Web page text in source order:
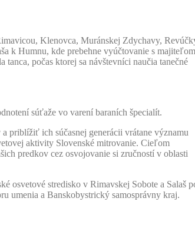
Klenovca, Muránskej Zdychavy,
k Humnu, kde prebehne vyúčtovanie s majiteľom
počas ktorej sa návštevníci naučia tanečné
súťaže vo varení baraních špecialít.
priblížiť ich súčasnej generácii vrátane významu
aktivity Slovenské mitrovanie. Cieľom
predkov cez osvojovanie si zručností v oblasti
osvetové stredisko v Rimavskej Sobote a Salaš
umenia a Banskobystrický samosprávny kraj.